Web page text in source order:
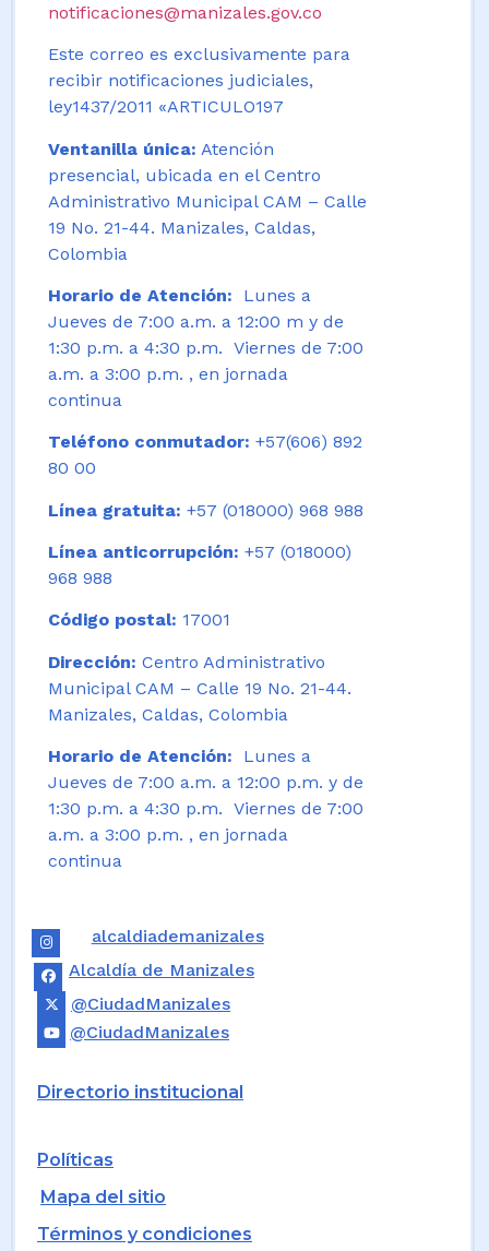
notificaciones@manizales.gov.co
Este correo es exclusivamente para
recibir notificaciones judiciales,
ley1437/2011 «ARTICULO197
Ventanilla única: Atención
presencial, ubicada en el Centro
Administrativo Municipal CAM – Calle
19 No. 21-44. Manizales, Caldas,
Colombia
Horario de Atención:
Lunes a
Jueves de 7:00 a.m. a 12:00 m y de
1:30 p.m. a 4:30 p.m. Viernes de 7:00
a.m. a 3:00 p.m. , en jornada
continua
Teléfono conmutador: +57(606) 892
80 00
Línea gratuita: +57 (018000) 968 988
Línea anticorrupción: +57 (018000)
968 988
Código postal: 17001
Dirección: Centro Administrativo
Municipal CAM – Calle 19 No. 21-44.
Manizales, Caldas, Colombia
Horario de Atención: Lunes a
Jueves de 7:00 a.m. a 12:00 p.m. y de
1:30 p.m. a 4:30 p.m. Viernes de 7:00
a.m. a 3:00 p.m. , en jornada
continua
alcaldiademanizales
Alcaldía de Manizales
@CiudadManizales
@CiudadManizales
Directorio institucional
Políticas
Mapa del sitio
Términos y condiciones